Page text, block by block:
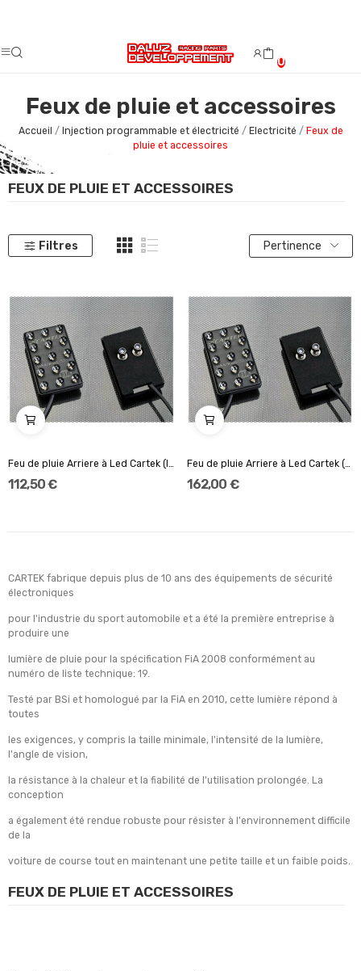
0
Feux de pluie et accessoires
Accueil Injection programmable et électricité Electricité
Feux de
pluie et accessoires
FEUX DE PLUIE ET ACCESSOIRES
FEUX DE PLUIE ET ACCESSOIRES
Filtres Pertinence
112,50 €
Feu de pluie Arriere à Led Cartek (avec inter 3...
162,00 €
CARTEK fabrique depuis plus de 10 ans des équipements de sécurité
électroniques
pour l'industrie du sport automobile et a été la première entreprise à
produire une
lumière de pluie pour la spécification FiA 2008 conformément au
numéro de liste technique: 19.
Testé par BSi et homologué par la FiA en 2010, cette lumière répond à
toutes
les exigences, y compris la taille minimale, l'intensité de la lumière,
l'angle de vision,
la résistance à la chaleur et la fiabilité de l'utilisation prolongée. La
conception
a également été rendue robuste pour résister à l'environnement difficile
de la
voiture de course tout en maintenant une petite taille et un faible poids.